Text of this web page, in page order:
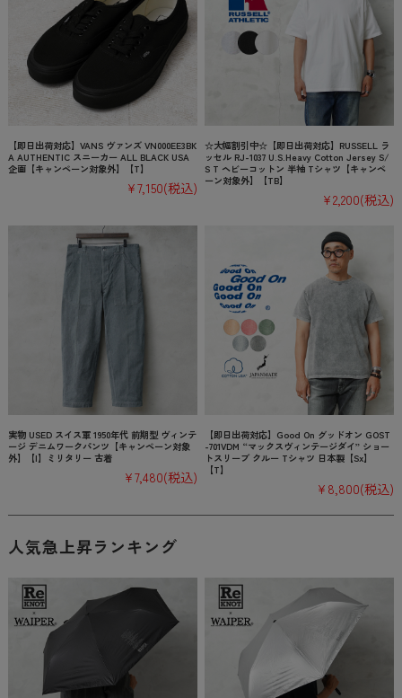
【即日出荷対応】VANS ヴァンズ VN000EE3BK
A AUTHENTIC スニーカー ALL BLACK USA
企画【キャンペーン対象外】【T】
¥7,150(税込)
☆大幅割引中☆【即日出荷対応】RUSSELL ラ
ッセル RJ-1037 U.S.Heavy Cotton Jersey S/
S T ヘビーコットン 半袖 Tシャツ【キャンペ
ーン対象外】【TB】
¥2,200(税込)
実物 USED スイス軍 1950年代 前期型 ヴィンテ
ージ デニムワークパンツ【キャンペーン対象
外】【I】ミリタリー 古着
¥7,480(税込)
【即日出荷対応】Good On グッドオン GOST
-701VDM “マックスヴィンテージダイ” ショー
トスリーブ クルー Tシャツ 日本製【Sx】
【T】
¥8,800(税込)
人気急上昇ランキング